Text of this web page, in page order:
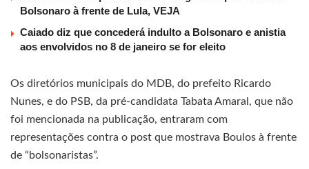
Bolsonaro à frente de Lula, VEJA
Caiado diz que concederá indulto a Bolsonaro e anistia
aos envolvidos no 8 de janeiro se for eleito
Os diretórios municipais do MDB, do prefeito Ricardo
Nunes, e do PSB, da pré-candidata Tabata Amaral, que não
foi mencionada na publicação, entraram com
representações contra o post que mostrava Boulos à frente
de “bolsonaristas”.